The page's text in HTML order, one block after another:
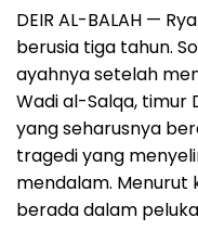
DEIR AL-BALAH —
berusia tiga tahun.
ayahnya setelah
Wadi al-Salqa, timur
yang seharusnya
tragedi yang
mendalam. Menurut
berada dalam